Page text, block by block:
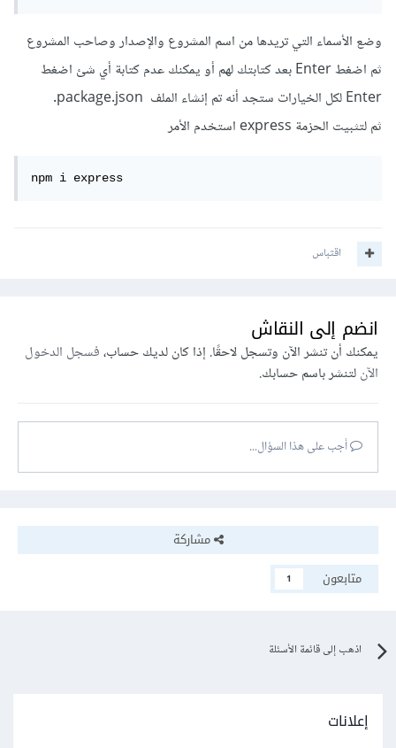
وضع الأسماء التي تريدها من اسم المشروع والإصدار وصاحب المشروع
ثم اضغط Enter بعد كتابتك لهم أو يمكنك عدم كتابة أي شئ اضغط
Enter لكل الخيارات ستجد أنه تم إنشاء الملف package.json.
ثم لتثبيت الحزمة express استخدم الأمر
npm i express
اقتباس
انضم إلى النقاش
يمكنك أن تنشر الآن وتسجل لاحقًا. إذا كان لديك حساب،فسجل الدخول
الآنلتنشر باسم حسابك.
أجب على هذا السؤال...
مشاركة
متابعون
1
اذهب إلى قائمة الأسئلة
إعلانات